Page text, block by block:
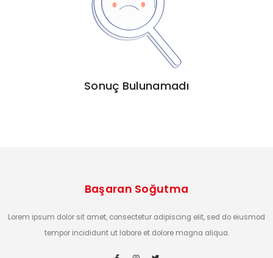
Sonuç Bulunamadı
Başaran Soğutma
Lorem ipsum dolor sit amet, consectetur adipiscing elit, sed do eiusmod
tempor incididunt ut labore et dolore magna aliqua.